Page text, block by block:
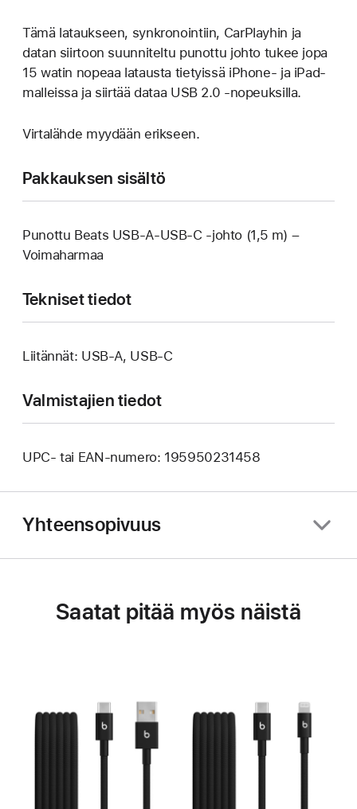
Tämä lataukseen, synkronointiin, CarPlayhin ja
datan siirtoon suunniteltu punottu johto tukee jopa
15 watin nopeaa latausta tietyissä iPhone‑ ja iPad-
malleissa ja siirtää dataa USB 2.0 ‑nopeuksilla.
Virtalähde myydään erikseen.
Pakkauksen sisältö
Punottu Beats USB-A-USB-C ‑johto (1,5 m) –
Voimaharmaa
Tekniset tiedot
Liitännät: USB-A, USB‑C
Valmistajien tiedot
UPC- tai EAN-numero: 195950231458
Yhteensopivuus
Saatat pitää myös näistä